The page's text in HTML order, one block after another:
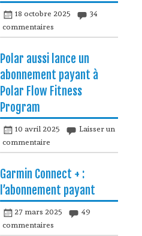
18 octobre 2025
34
commentaires
Polar aussi lance un
abonnement payant à
Polar Flow Fitness
Program
10 avril 2025
Laisser un
commentaire
Garmin Connect + :
l’abonnement payant
27 mars 2025
49
commentaires